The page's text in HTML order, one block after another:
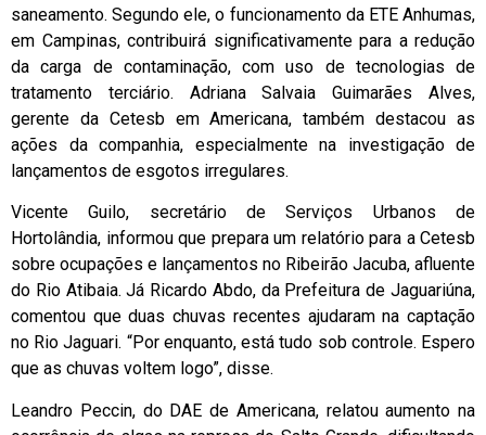
saneamento. Segundo ele, o funcionamento da ETE Anhumas,
em Campinas, contribuirá significativamente para a redução
da carga de contaminação, com uso de tecnologias de
tratamento terciário. Adriana Salvaia Guimarães Alves,
gerente da Cetesb em Americana, também destacou as
ações da companhia, especialmente na investigação de
lançamentos de esgotos irregulares.
Vicente Guilo, secretário de Serviços Urbanos de
Hortolândia, informou que prepara um relatório para a Cetesb
sobre ocupações e lançamentos no Ribeirão Jacuba, afluente
do Rio Atibaia. Já Ricardo Abdo, da Prefeitura de Jaguariúna,
comentou que duas chuvas recentes ajudaram na captação
no Rio Jaguari. “Por enquanto, está tudo sob controle. Espero
que as chuvas voltem logo”, disse.
Leandro Peccin, do DAE de Americana, relatou aumento na